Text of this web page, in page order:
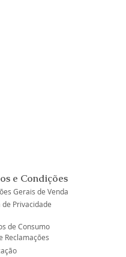
e Condições
Gerais de Venda
de Privacidade
de Consumo
Reclamações